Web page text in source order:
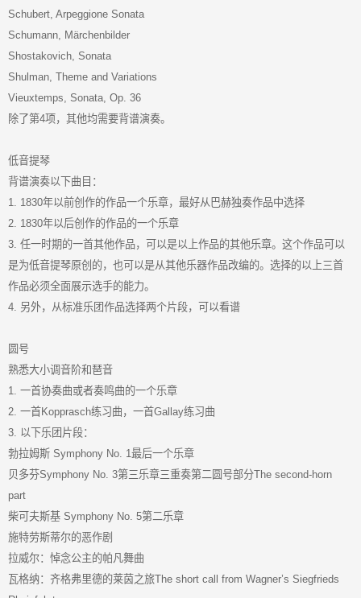
Schubert, Arpeggione Sonata
Schumann, Märchenbilder
Shostakovich, Sonata
Shulman, Theme and Variations
Vieuxtemps, Sonata, Op. 36
除了第4项，其他均需要背谱演奏。
低音提琴
背谱演奏以下曲目：
1. 1830年以前创作的作品一个乐章，最好从巴赫独奏作品中选择
2. 1830年以后创作的作品的一个乐章
3. 任一时期的一首其他作品，可以是以上作品的其他乐章。这个作品可以
是为低音提琴原创的，也可以是从其他乐器作品改编的。选择的以上三首
作品必须全面展示选手的能力。
4. 另外，从标准乐团作品选择两个片段，可以看谱
圆号
熟悉大小调音阶和琶音
1. 一首协奏曲或者奏鸣曲的一个乐章
2. 一首Kopprasch练习曲，一首Gallay练习曲
3. 以下乐团片段：
勃拉姆斯 Symphony No. 1最后一个乐章
贝多芬Symphony No. 3第三乐章三重奏第二圆号部分The second-horn
part
柴可夫斯基 Symphony No. 5第二乐章
施特劳斯蒂尔的恶作剧
拉威尔：悼念公主的帕凡舞曲
瓦格纳：齐格弗里德的莱茵之旅The short call from Wagner’s Siegfrieds